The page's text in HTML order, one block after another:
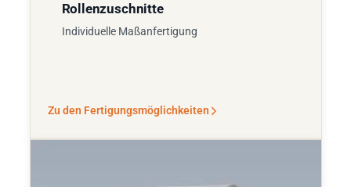
Rollenzuschnitte
Individuelle Maßanfertigung
Zu den Fertigungsmöglichkeiten